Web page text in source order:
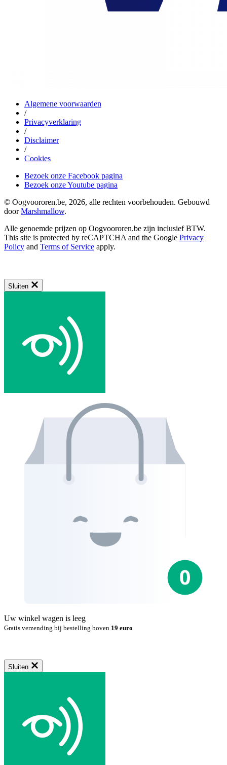
Algemene voorwaarden
/
Privacyverklaring
/
Disclaimer
/
Cookies
Bezoek onze Facebook pagina
Bezoek onze Youtube pagina
© Oogvoororen.be, 2026, alle rechten voorbehouden. Gebouwd
doorMarshmallow.
Alle genoemde prijzen op Oogvoororen.be zijn inclusief BTW.
This site is protected by reCAPTCHA and the Google Privacy
Policy and Terms of Service apply.
Sluiten
Uw winkel wagen is leeg
Gratis verzending bij bestelling boven 19 euro
Sluiten